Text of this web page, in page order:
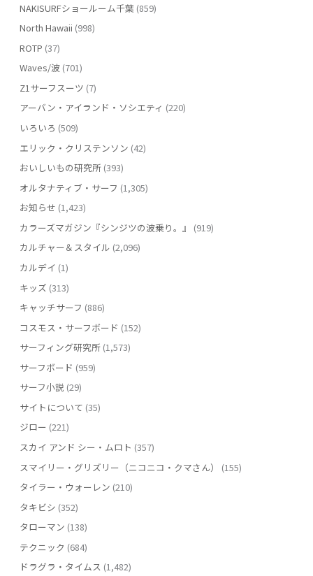
NAKISURFショールーム千葉 (859)
North Hawaii (998)
ROTP (37)
Waves/波(701)
Z1サーフスーツ (7)
アーバン・アイランド・ソシエティ (220)
いろいろ (509)
エリック・クリステンソン (42)
おいしいもの研究所(393)
オルタナティブ・サーフ (1,305)
お知らせ (1,423)
カラーズマガジン『シンジツの波乗り。』
(919)
カルチャー＆スタイル (2,096)
カルデイ (1)
キッズ (313)
キャッチサーフ (886)
コスモス・サーフボード (152)
サーフィング研究所(1,573)
サーフボード (959)
サーフ小説 (29)
サイトについて (35)
ジロー (221)
スカイ アンド シー・ムロト (357)
スマイリー・グリズリー（ニコニコ・クマさん）
(155)
タイラー・ウォーレン (210)
タキビシ (352)
タローマン (138)
テクニック (684)
ドラグラ・タイムス (1,482)